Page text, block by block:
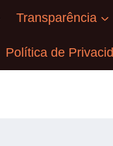
Transparência
Política de